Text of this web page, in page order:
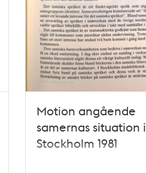
Motion angående
samernas situation i
Stockholm 1981